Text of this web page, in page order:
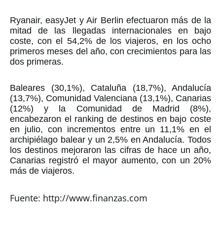
Ryanair, easyJet y Air Berlin efectuaron más de la
mitad de las llegadas internacionales en bajo
coste, con el 54,2% de los viajeros, en los ocho
primeros meses del año, con crecimientos para las
dos primeras.
Baleares (30,1%), Cataluña (18,7%), Andalucía
(13,7%), Comunidad Valenciana (13,1%), Canarias
(12%) y la Comunidad de Madrid (8%),
encabezaron el ranking de destinos en bajo coste
en julio, con incrementos entre un 11,1% en el
archipiélago balear y un 2,5% en Andalucía. Todos
los destinos mejoraron las cifras de hace un año,
Canarias registró el mayor aumento, con un 20%
más de viajeros.
Fuente: http://www.finanzas.com